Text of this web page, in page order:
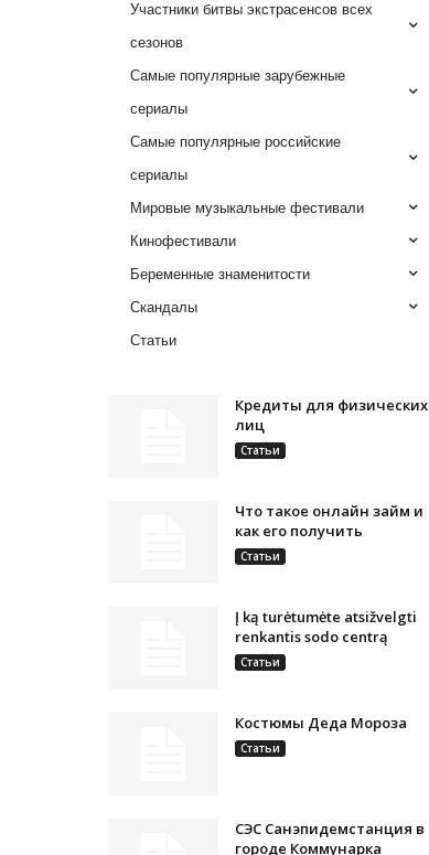
Участники битвы экстрасенсов всех
сезонов
Самые популярные зарубежные
сериалы
Самые популярные российские
сериалы
Мировые музыкальные фестивали
Кинофестивали
Беременные знаменитости
Скандалы
Статьи
Кредиты для физических
лиц
Статьи
Что такое онлайн займ и
как его получить
Статьи
Į ką turėtumėte atsižvelgti
renkantis sodo centrą
Статьи
Костюмы Деда Мороза
Статьи
СЭС Санэпидемстанция в
городе Коммунарка